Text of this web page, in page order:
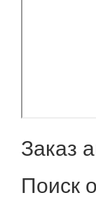
Заказ
Поиск